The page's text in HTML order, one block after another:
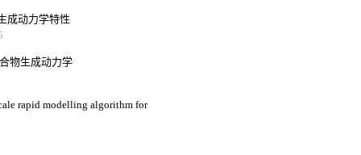
成动力学特性
物生成动力学
rapid modelling algorithm for